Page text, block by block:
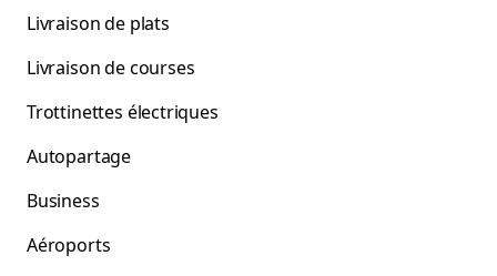
Livraison de plats
Livraison de courses
Trottinettes électriques
Autopartage
Business
Aéroports